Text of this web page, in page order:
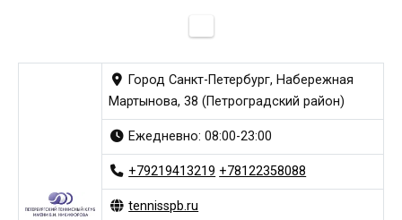
Город Санкт-Петербург, Набережная
Мартынова, 38 (Петроградский район)
Ежедневно: 08:00-23:00
+79219413219 +78122358088
tennisspb.ru